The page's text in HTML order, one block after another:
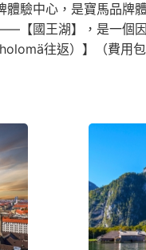
驗中心，是寶馬品牌
【國王湖】，是一個
往返）】（費用